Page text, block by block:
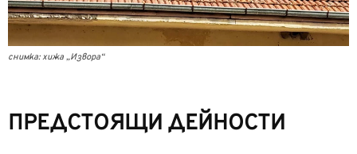
снимка: хижа „Извора“
ПРЕДСТОЯЩИ ДЕЙНОСТИ